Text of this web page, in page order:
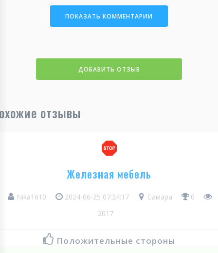
ПОКАЗАТЬ КОММЕНТАРИИ
ДОБАВИТЬ ОТЗЫВ
отзывы
Железная мебель
Nika1610 2024-06-25 07:24:17 Самара
0
2617
Положительные стороны